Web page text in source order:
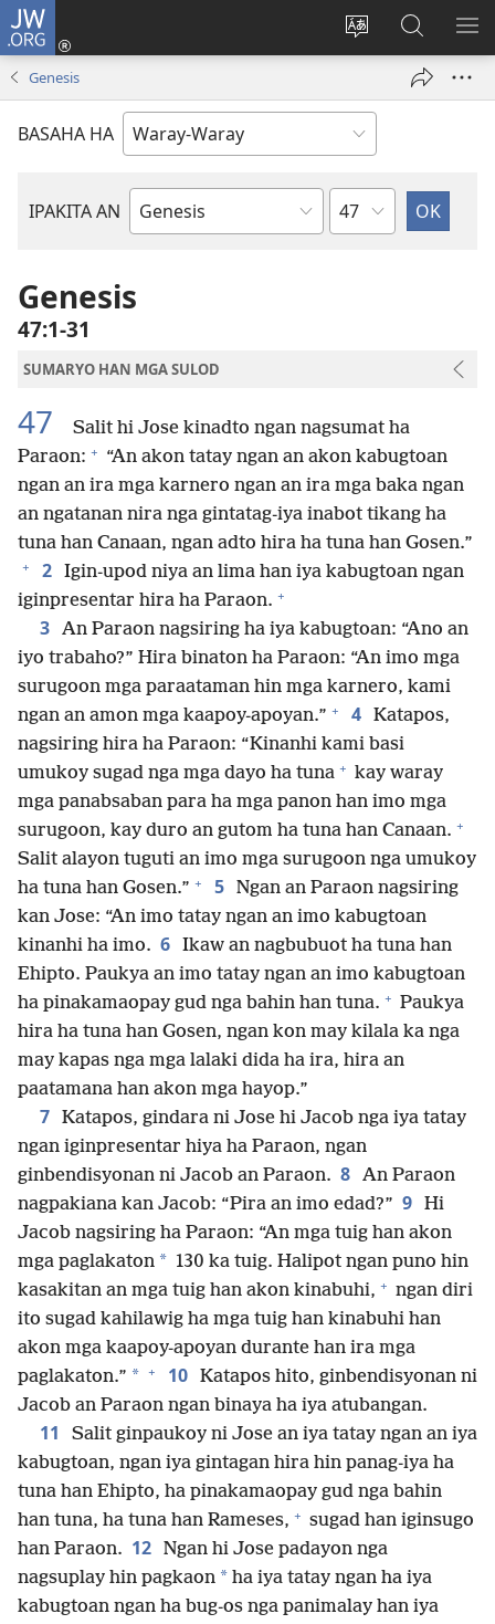
JW.ORG
Balyui
yinaknan
an
site
Pag-
log
new
Pamiling
ha
JW.ORG
Genesis
BASAHA HA
IPAKITA AN
Libro
Kapitulo
Genesis
47:1-31
SUMARYO HAN MGA SULOD
47
Salit hi Jose kinadto ngan nagsumat ha
Paraon: + “An akon tatay ngan an akon kabugtoan
ngan an ira mga karnero ngan an ira mga baka ngan
an ngatanan nira nga gintatag-iya inabot tikang ha
tuna han Canaan, ngan adto hira ha tuna han Gosen.”
+ 2 Igin-upod niya an lima han iya kabugtoan ngan
iginpresentar hira ha Paraon. +
3 An Paraon nagsiring ha iya kabugtoan: “Ano an
iyo trabaho?” Hira binaton ha Paraon: “An imo mga
surugoon mga paraataman hin mga karnero, kami
ngan an amon mga kaapoy-apoyan.” + 4 Katapos,
nagsiring hira ha Paraon: “Kinanhi kami basi
umukoy sugad nga mga dayo ha tuna + kay waray
mga panabsaban para ha mga panon han imo mga
surugoon, kay duro an gutom ha tuna han Canaan. +
Salit alayon tuguti an imo mga surugoon nga umukoy
ha tuna han Gosen.” + 5 Ngan an Paraon nagsiring
kan Jose: “An imo tatay ngan an imo kabugtoan
kinanhi ha imo. 6 Ikaw an nagbubuot ha tuna han
Ehipto. Paukya an imo tatay ngan an imo kabugtoan
ha pinakamaopay gud nga bahin han tuna. + Paukya
hira ha tuna han Gosen, ngan kon may kilala ka nga
may kapas nga mga lalaki dida ha ira, hira an
paatamana han akon mga hayop.”
7 Katapos, gindara ni Jose hi Jacob nga iya tatay
ngan iginpresentar hiya ha Paraon, ngan
ginbendisyonan ni Jacob an Paraon. 8 An Paraon
nagpakiana kan Jacob: “Pira an imo edad?” 9 Hi
Jacob nagsiring ha Paraon: “An mga tuig han akon
mga paglakaton * 130 ka tuig. Halipot ngan puno hin
kasakitan an mga tuig han akon kinabuhi, + ngan diri
ito sugad kahilawig ha mga tuig han kinabuhi han
akon mga kaapoy-apoyan durante han ira mga
paglakaton.” * + 10 Katapos hito, ginbendisyonan ni
Jacob an Paraon ngan binaya ha iya atubangan.
11
Salit ginpaukoy ni Jose an iya tatay ngan an iya
kabugtoan, ngan iya gintagan hira hin panag-iya ha
tuna han Ehipto, ha pinakamaopay gud nga bahin
han tuna, ha tuna han Rameses, + sugad han iginsugo
han Paraon. 12 Ngan hi Jose padayon nga
nagsuplay hin pagkaon * ha iya tatay ngan ha iya
kabugtoan ngan ha bug-os nga panimalay han iya